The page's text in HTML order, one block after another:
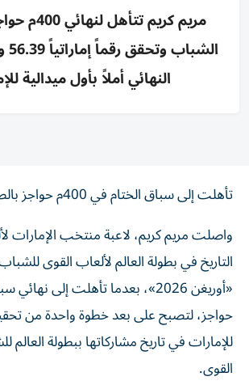
مريم كريم
النهائي أملاً بأول ميدالية
تأهلت إلى سباق الختام في 400م حواجز بالصدارة وأفضل زمن
واصلت مريم كريم، لاعبة منتخب الإمارات
حواجز، لتصبح على بعد خطوة واحدة من
للإمارات في تاريخ مشاركاتها ببطولة العالم
القوى.